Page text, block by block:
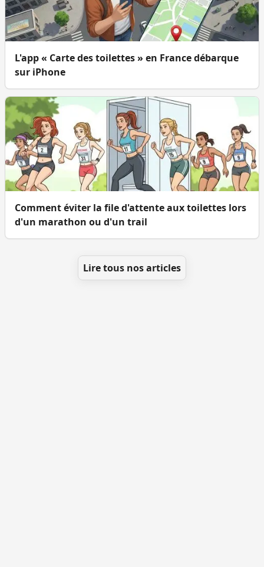
L'app « Carte des toilettes » en France débarque
sur iPhone
Comment éviter la file d'attente aux toilettes lors
d'un marathon ou d'un trail
Lire tous nos articles